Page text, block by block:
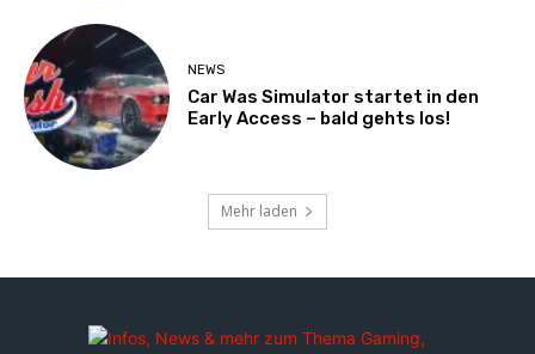
NEWS
Car Was Simulator startet in den
Early Access – bald gehts los!
Mehr laden